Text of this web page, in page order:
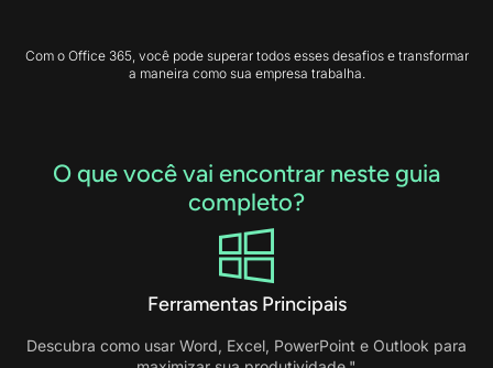
Com o Office 365, você pode superar todos esses desafios e transformar
a maneira como sua empresa trabalha.
O que você vai encontrar neste guia
completo?
Ferramentas Principais
Descubra como usar Word, Excel, PowerPoint e Outlook para